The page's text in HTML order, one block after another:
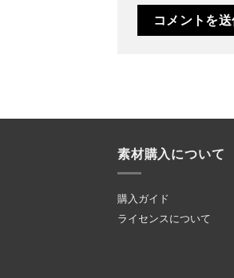
素材購入について
購入ガイド
ライセンスについて